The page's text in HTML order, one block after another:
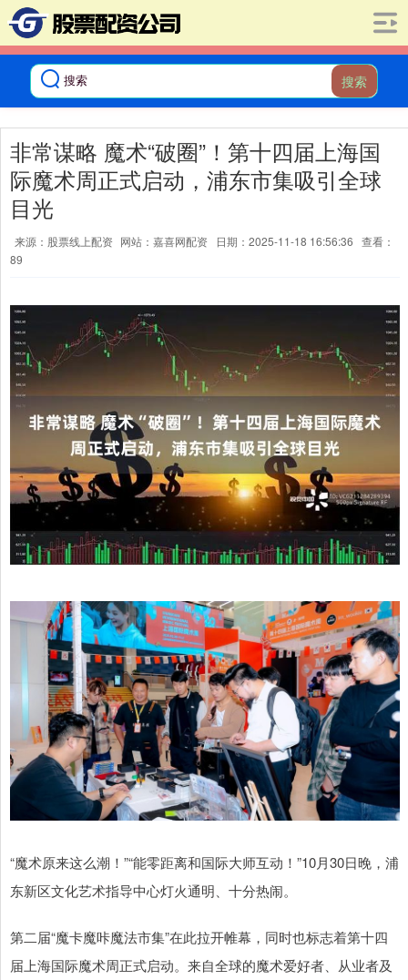
搜索
非常谋略 魔术“破圈”！第十四届上海国
际魔术周正式启动，浦东市集吸引全球
目光
来源：股票线上配资 网站：嘉喜网配资 日期：2025-11-18 16:56:36 查看：
89
“魔术原来这么潮！”“能零距离和国际大师互动！”10月30日晚，浦
东新区文化艺术指导中心灯火通明、十分热闹。
第二届“魔卡魔咔魔法市集”在此拉开帷幕，同时也标志着第十四
届上海国际魔术周正式启动。来自全球的魔术爱好者、从业者及